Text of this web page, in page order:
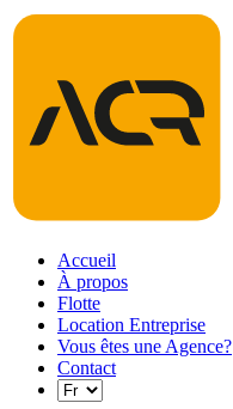
Accueil
À propos
Flotte
Location Entreprise
Vous êtes une Agence?
Contact